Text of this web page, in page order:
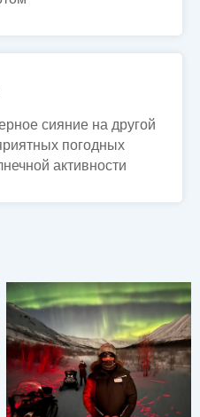
сияние на другой
погодных
активности